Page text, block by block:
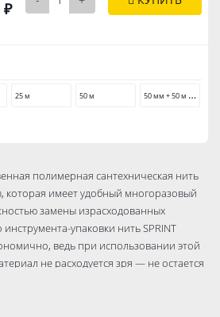
₽
25 м 50 м 5
0 мм + 50 м в подарок
полимерная сантехническая нить
которая имеет удобный многоразовый
замены израсходованных
инструмента-упаковки нить SPRINT
ведь при использовании этой
не расходуется зря — не остается